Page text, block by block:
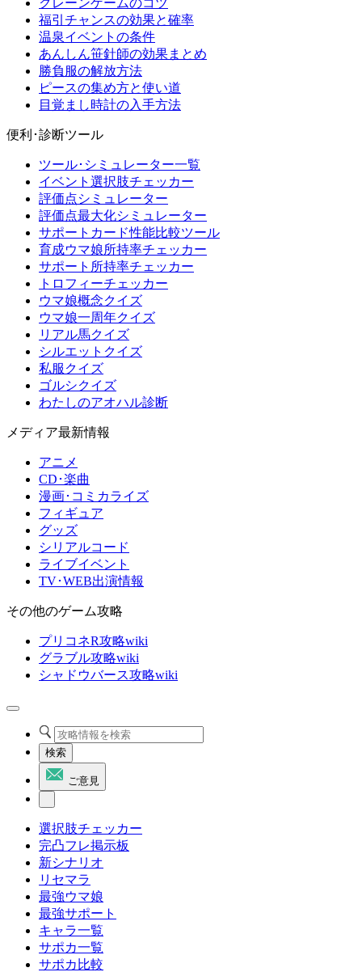
クレーンゲームのコツ
福引チャンスの効果と確率
温泉イベントの条件
あんしん笹針師の効果まとめ
勝負服の解放方法
ピースの集め方と使い道
目覚まし時計の入手方法
便利･診断ツール
ツール･シミュレーター一覧
イベント選択肢チェッカー
評価点シミュレーター
評価点最大化シミュレーター
サポートカード性能比較ツール
育成ウマ娘所持率チェッカー
サポート所持率チェッカー
トロフィーチェッカー
ウマ娘概念クイズ
ウマ娘一周年クイズ
リアル馬クイズ
シルエットクイズ
私服クイズ
ゴルシクイズ
わたしのアオハル診断
メディア最新情報
アニメ
CD･楽曲
漫画･コミカライズ
フィギュア
グッズ
シリアルコード
ライブイベント
TV･WEB出演情報
その他のゲーム攻略
プリコネR攻略wiki
グラブル攻略wiki
シャドウバース攻略wiki
検索
ご意見
選択肢チェッカー
完凸フレ掲示板
新シナリオ
リセマラ
最強ウマ娘
最強サポート
キャラ一覧
サポカ一覧
サポカ比較